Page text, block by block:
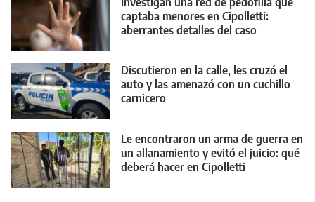
captaba menores en Cipolletti:
aberrantes detalles del caso
Discutieron en la calle, les cruzó el
auto y las amenazó con un cuchillo
carnicero
Le encontraron un arma de guerra en
un allanamiento y evitó el juicio: qué
deberá hacer en Cipolletti